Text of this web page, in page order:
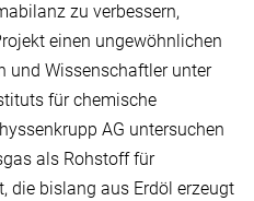
zu verbessern,
einen ungewöhnlichen
und Wissenschaftler unter
für chemische
AG untersuchen
als Rohstoff für
die bislang aus Erdöl erzeugt